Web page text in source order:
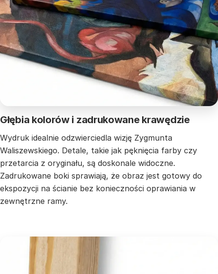
Głębia kolorów i zadrukowane krawędzie
Wydruk idealnie odzwierciedla wizję Zygmunta
Waliszewskiego. Detale, takie jak pęknięcia farby czy
przetarcia z oryginału, są doskonale widoczne.
Zadrukowane boki sprawiają, że obraz jest gotowy do
ekspozycji na ścianie bez konieczności oprawiania w
zewnętrzne ramy.